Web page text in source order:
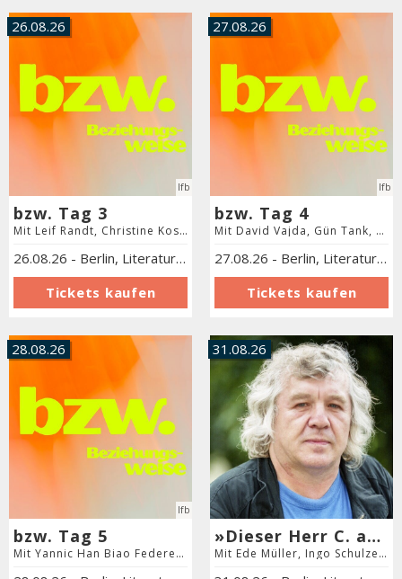
26.08.26
lfb
bzw. Tag 3
Mit Leif Randt, Christine Koschmieder, Dilek Güngör und Wlada Kolosowa
26.08.26 - Berlin, Literaturforum im Brecht-Haus
27.08.26
lfb
bzw. Tag 4
Mit David Vajda, Gün Tank, Fikri Anıl Altıntaş und Katja Kullmann
27.08.26 - Berlin, Literaturforum im Brecht-Haus
28.08.26
lfb
bzw. Tag 5
Mit Yannic Han Biao Federer, Esther Becker, Jessica Mawuena Lawson und Necati Öziri
31.08.26
»Dieser Herr C. aus der Stadt M.« Zum 85. Geburtstag von Wolfgang Hilbig
Mit Ede Müller, Ingo Schulze und Nancy Hünger